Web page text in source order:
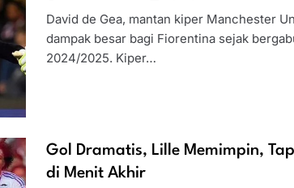
David de Gea, mantan kiper Manchester
dampak besar bagi Fiorentina sejak
2024/2025. Kiper…
Gol Dramatis, Lille Memimpin,
di Menit Akhir